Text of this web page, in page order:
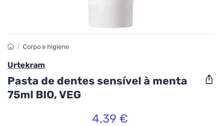
/ Corpo e higiene
Urtekram
Pasta de dentes sensível à menta
75ml BIO, VEG
4,39 €